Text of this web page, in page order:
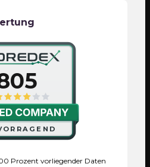
sowie die
und des
Prozent vorliegender Daten